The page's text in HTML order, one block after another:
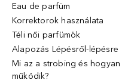
Eau de parfüm
Korrektorok használata
Téli női parfümök
Alapozás Lépésről-lépésre
Mi az a strobing és hogyan
működik?